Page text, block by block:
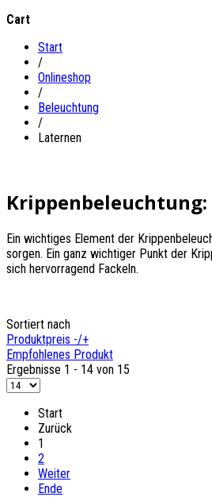
Cart
Start
/
Onlineshop
/
Beleuchtung
/
Laternen
Ein wichtiges Element der
sorgen. Ein ganz wichtiger Punkt der
sich hervorragend Fackeln.
Sortiert nach
Produktpreis -/+
Empfohlenes Produkt
Ergebnisse 1 - 14 von 15
Start
Zurück
1
2
Weiter
Ende